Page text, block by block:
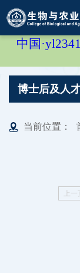
中国
博士后及人
当前位置：
上一